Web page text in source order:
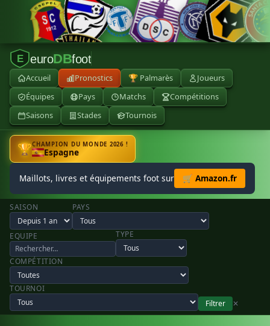
E euroDBfoot
Accueil Pronostics 🏆 Palmarès
Joueurs
Équipes
Pays Matchs
Compétitions
Saisons
Stades Tournois
🏆CHAMPION DU MONDE 2026 !
Espagne
Maillots, livres et équipements foot sur 🛒 Amazon.fr
SAISON PAYS
EQUIPE TYPE
COMPÉTITION
TOURNOI
Filtrer
✕